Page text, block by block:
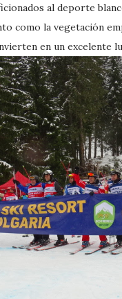
al deporte
como la vegetación
en un excelente